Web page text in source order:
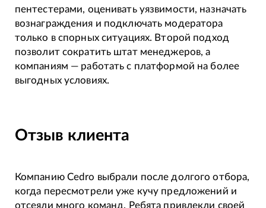
пентестерами, оценивать уязвимости, назначать
вознаграждения и подключать модератора
только в спорных ситуациях. Второй подход
позволит сократить штат менеджеров, а
компаниям — работать с платформой на более
выгодных условиях.
Отзыв клиента
Компанию Cedro выбрали после долгого отбора,
когда пересмотрели уже кучу предложений и
отсеяли много команд. Ребята привлекли своей